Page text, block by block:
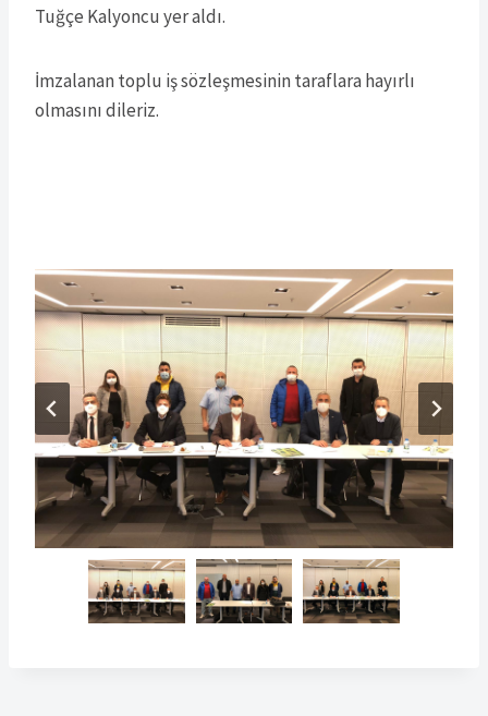
Tuğçe Kalyoncu yer aldı.
İmzalanan toplu iş sözleşmesinin taraflara hayırlı
olmasını dileriz.